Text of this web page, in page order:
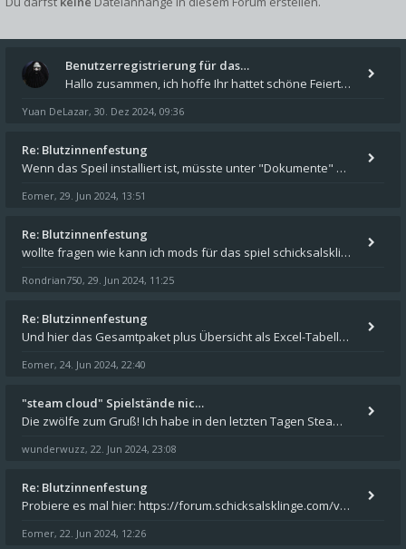
Benutzerregistrierung für das…
Hallo zusammen, ich hoffe Ihr hattet schöne Feiertage und kommt auch gut ins neue Jahr. Ich schreibe hier kurz zur Infor
Yuan DeLazar, 30. Dez 2024, 09:36
Re: Blutzinnenfestung
Wenn das Speil installiert ist, müsste unter "Dokumente" auf Deinem Rechner ein Verzeichnis "blade of destiny" sein. Dar
Eomer, 29. Jun 2024, 13:51
Re: Blutzinnenfestung
wollte fragen wie kann ich mods für das spiel schicksalsklinge in das spieleverzeichnis kopieren und in welches
Rondrian750, 29. Jun 2024, 11:25
Re: Blutzinnenfestung
Und hier das Gesamtpaket plus Übersicht als Excel-Tabelle: https://forum.schicksalsklinge.com/viewtopic.php?f=239&t=156
Eomer, 24. Jun 2024, 22:40
"steam cloud" Spielstände nic…
Die zwölfe zum Gruß! Ich habe in den letzten Tagen Steam auf meinem Desktop PC mit Windows 11 installiert und über Steam
wunderwuzz, 22. Jun 2024, 23:08
Re: Blutzinnenfestung
Probiere es mal hier: https://forum.schicksalsklinge.com/viewtopic.php?f=239&t=15661
Eomer, 22. Jun 2024, 12:26